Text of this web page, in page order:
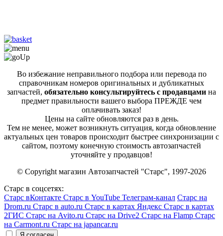
Во избежание неправильного подбора или перевода по
справочникам номеров оригинальных и дубликатных
запчастей, обязательно консультируйтесь с продавцами на
предмет правильности вашего выбора ПРЕЖДЕ чем
оплачивать заказ!
Цены на сайте обновляются раз в день.
Тем не менее, может возникнуть ситуация, когда обновление
актуальных цен товаров происходит быстрее синхронизации с
сайтом, поэтому конечную стоимость автозапчастей
уточняйте у продавцов!
© Copyright магазин Автозапчастей "Старс", 1997-2026
Старс в соцсетях:
Старс вКонтакте Старс в YouTube Телеграм-канал Старс на
Drom.ru Старс в auto.ru Старс в картах Яндекс Старс в картах
2ГИС Старс на Avito.ru Старс на Drive2 Старс на Flamp Старс
на Carmont.ru Старс на japancar.ru